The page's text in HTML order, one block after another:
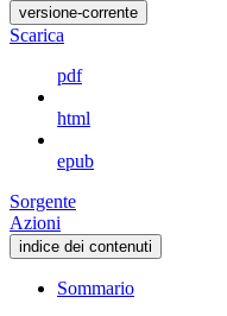
versione-corrente
Scarica
pdf
html
epub
Sorgente
Azioni
indice dei contenuti
Sommario